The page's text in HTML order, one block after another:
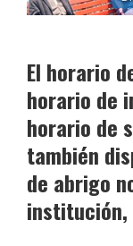
El horario
horario de
horario de
también
de abrigo
institución,